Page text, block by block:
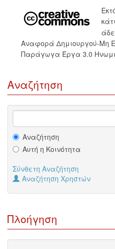
Αναφορά Δημιουργού-Μη
Παράγωγα Έργα 3.0
Αναζήτηση
Αναζήτηση
Αυτή η Κοινότητα
Σύνθετη Αναζήτηση
Αναζήτηση Χρηστών
Πλοήγηση